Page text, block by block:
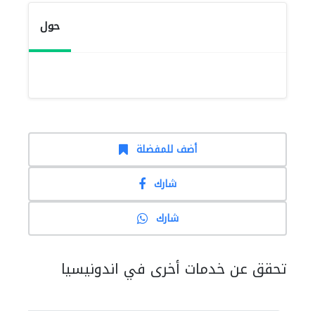
حول
أضف للمفضلة
شارك
شارك
تحقق عن خدمات أخرى في اندونيسيا